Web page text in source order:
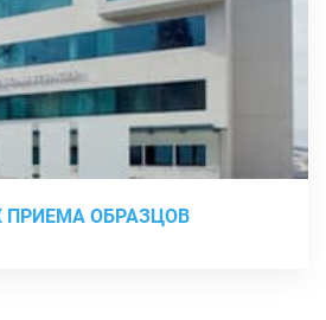
ПРИЕМА ОБРАЗЦОВ